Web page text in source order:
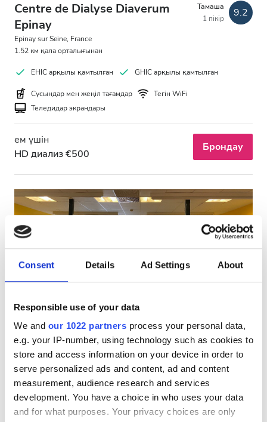
Consent Details Ad Settings About
Responsible use of your data
We and our 1022 partners process your personal data,
e.g. your IP-number, using technology such as cookies to
store and access information on your device in order to
serve personalized ads and content, ad and content
measurement, audience research and services
development. You have a choice in who uses your data
and for what purposes. Your privacy choices are only
Centre de Dialyse Diaverum
Epinay
Epinay sur Seine, France
1.52 км қала орталығынан
Тамаша
1 пікір
9.2
EHIC арқылы қамтылған GHIC арқылы қамтылған
Сусындар мен жеңіл тағамдар
Тегін WiFi
Теледидар экрандары
ем үшін
HD диализ €500
Брондау
Centre de Dialyse Diaverum
Mulhouse
Mulhouse, Strasbourg, France
99.13 км қала орталығынан
1 пікір
9.1
EHIC арқылы қамтылған
Сусындар мен жеңіл тағамдар
Тегін WiFi
Теледидар экрандары
Тегін тұрақ